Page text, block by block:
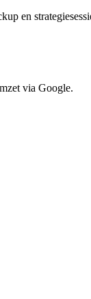
en
via Google.